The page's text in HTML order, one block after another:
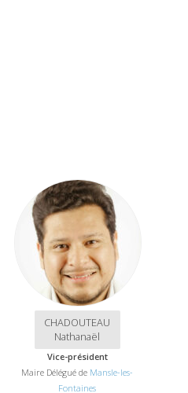
CHADOUTEAU
Nathanaël
Vice-président
Maire Délégué de Mansle-les-
Fontaines